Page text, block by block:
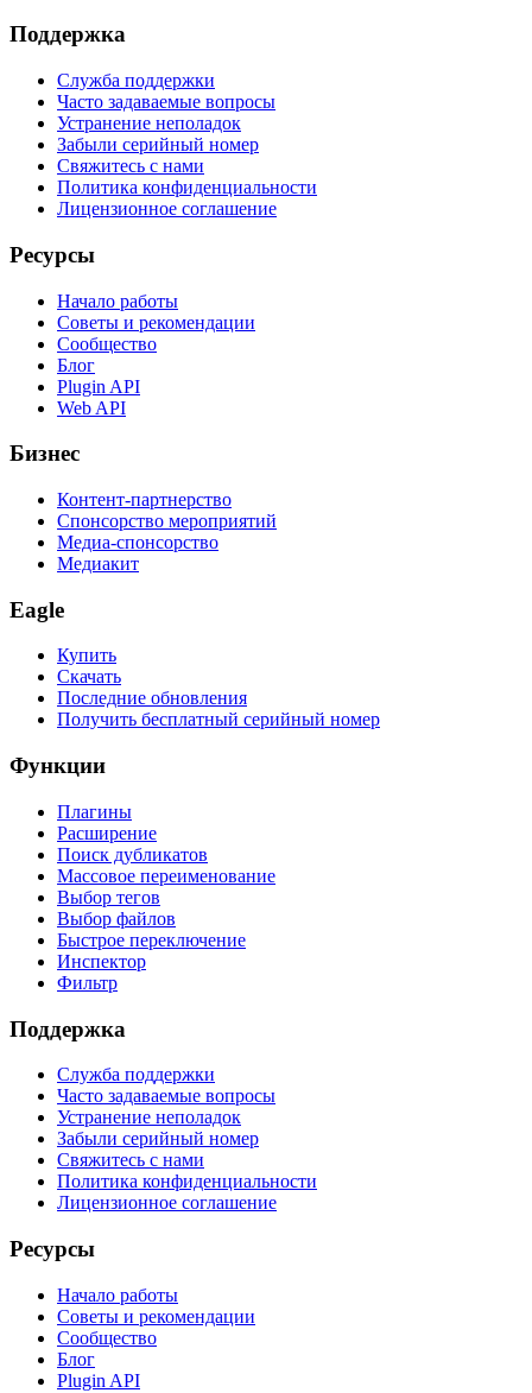
Поддержка
Служба поддержки
Часто задаваемые вопросы
Устранение неполадок
Забыли серийный номер
Свяжитесь с нами
Политика конфиденциальности
Лицензионное соглашение
Ресурсы
Начало работы
Советы и рекомендации
Сообщество
Блог
Plugin API
Web API
Бизнес
Контент-партнерство
Спонсорство мероприятий
Медиа-спонсорство
Медиакит
Eagle
Купить
Скачать
Последние обновления
Получить бесплатный серийный номер
Функции
Плагины
Расширение
Поиск дубликатов
Массовое переименование
Выбор тегов
Выбор файлов
Быстрое переключение
Инспектор
Фильтр
Поддержка
Служба поддержки
Часто задаваемые вопросы
Устранение неполадок
Забыли серийный номер
Свяжитесь с нами
Политика конфиденциальности
Лицензионное соглашение
Ресурсы
Начало работы
Советы и рекомендации
Сообщество
Блог
Plugin API